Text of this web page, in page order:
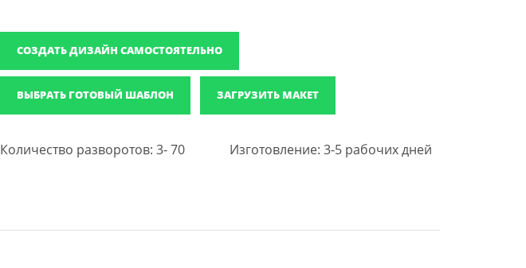
СОЗДАТЬ ДИЗАЙН САМОСТОЯТЕЛЬНО
ВЫБРАТЬ ГОТОВЫЙ ШАБЛОН ЗАГРУЗИТЬ МАКЕТ
Количество разворотов: 3- 70 Изготовление: 3-5 рабочих дней